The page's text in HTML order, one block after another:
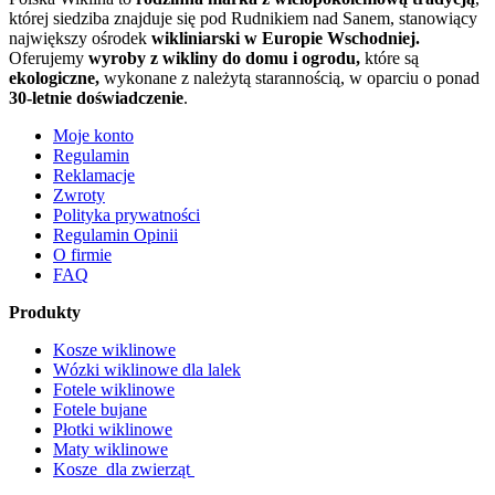
której siedziba znajduje się pod Rudnikiem nad Sanem, stanowiący
największy ośrodek wikliniarski w Europie Wschodniej.
Oferujemy wyroby z wikliny do domu i ogrodu, które są
ekologiczne, wykonane z należytą starannością, w oparciu o ponad
30-letnie doświadczenie.
Moje konto
Regulamin
Reklamacje
Zwroty
Polityka prywatności
Regulamin Opinii
O firmie
FAQ
Produkty
Kosze wiklinowe
Wózki wiklinowe dla lalek
Fotele wiklinowe
Fotele bujane
Płotki wiklinowe
Maty wiklinowe
Kosze dla zwierząt